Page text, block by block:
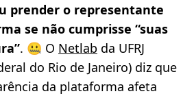
prender o representante
se não cumprisse “suas
. 🤐 O Netlab da UFRJ
do Rio de Janeiro) diz que
da plataforma afeta